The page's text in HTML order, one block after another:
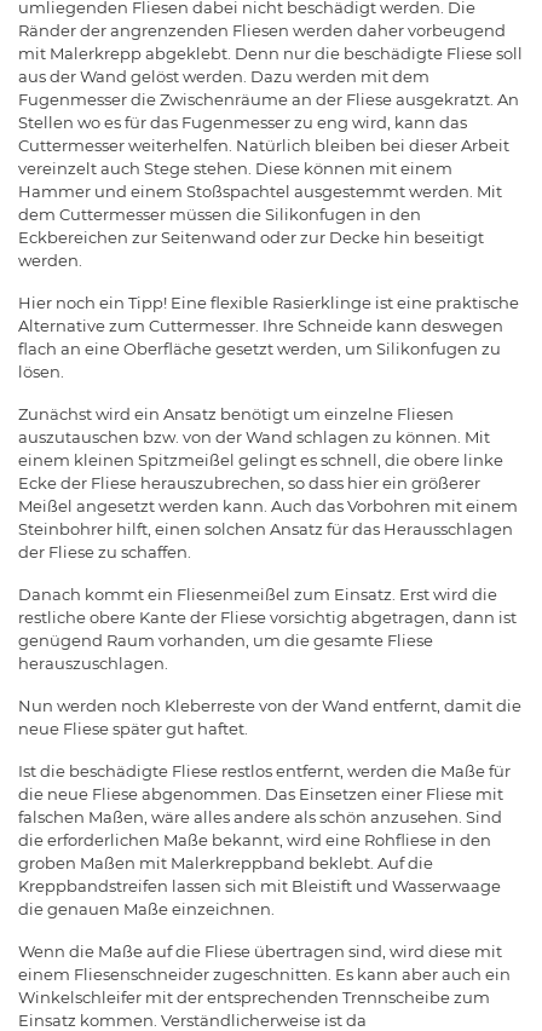
umliegenden Fliesen dabei nicht beschädigt werden. Die
Ränder der angrenzenden Fliesen werden daher vorbeugend
mit Malerkrepp abgeklebt. Denn nur die beschädigte Fliese soll
aus der Wand gelöst werden. Dazu werden mit dem
Fugenmesser die Zwischenräume an der Fliese ausgekratzt. An
Stellen wo es für das Fugenmesser zu eng wird, kann das
Cuttermesser weiterhelfen. Natürlich bleiben bei dieser Arbeit
vereinzelt auch Stege stehen. Diese können mit einem
Hammer und einem Stoßspachtel ausgestemmt werden. Mit
dem Cuttermesser müssen die Silikonfugen in den
Eckbereichen zur Seitenwand oder zur Decke hin beseitigt
werden.
Hier noch ein Tipp! Eine flexible Rasierklinge ist eine praktische
Alternative zum Cuttermesser. Ihre Schneide kann deswegen
flach an eine Oberfläche gesetzt werden, um Silikonfugen zu
lösen.
Zunächst wird ein Ansatz benötigt um einzelne Fliesen
auszutauschen bzw. von der Wand schlagen zu können. Mit
einem kleinen Spitzmeißel gelingt es schnell, die obere linke
Ecke der Fliese herauszubrechen, so dass hier ein größerer
Meißel angesetzt werden kann. Auch das Vorbohren mit einem
Steinbohrer hilft, einen solchen Ansatz für das Herausschlagen
der Fliese zu schaffen.
Danach kommt ein Fliesenmeißel zum Einsatz. Erst wird die
restliche obere Kante der Fliese vorsichtig abgetragen, dann ist
genügend Raum vorhanden, um die gesamte Fliese
herauszuschlagen.
Nun werden noch Kleberreste von der Wand entfernt, damit die
neue Fliese später gut haftet.
Ist die beschädigte Fliese restlos entfernt, werden die Maße für
die neue Fliese abgenommen. Das Einsetzen einer Fliese mit
falschen Maßen, wäre alles andere als schön anzusehen. Sind
die erforderlichen Maße bekannt, wird eine Rohfliese in den
groben Maßen mit Malerkreppband beklebt. Auf die
Kreppbandstreifen lassen sich mit Bleistift und Wasserwaage
die genauen Maße einzeichnen.
Wenn die Maße auf die Fliese übertragen sind, wird diese mit
einem Fliesenschneider zugeschnitten. Es kann aber auch ein
Winkelschleifer mit der entsprechenden Trennscheibe zum
Einsatz kommen. Verständlicherweise ist da